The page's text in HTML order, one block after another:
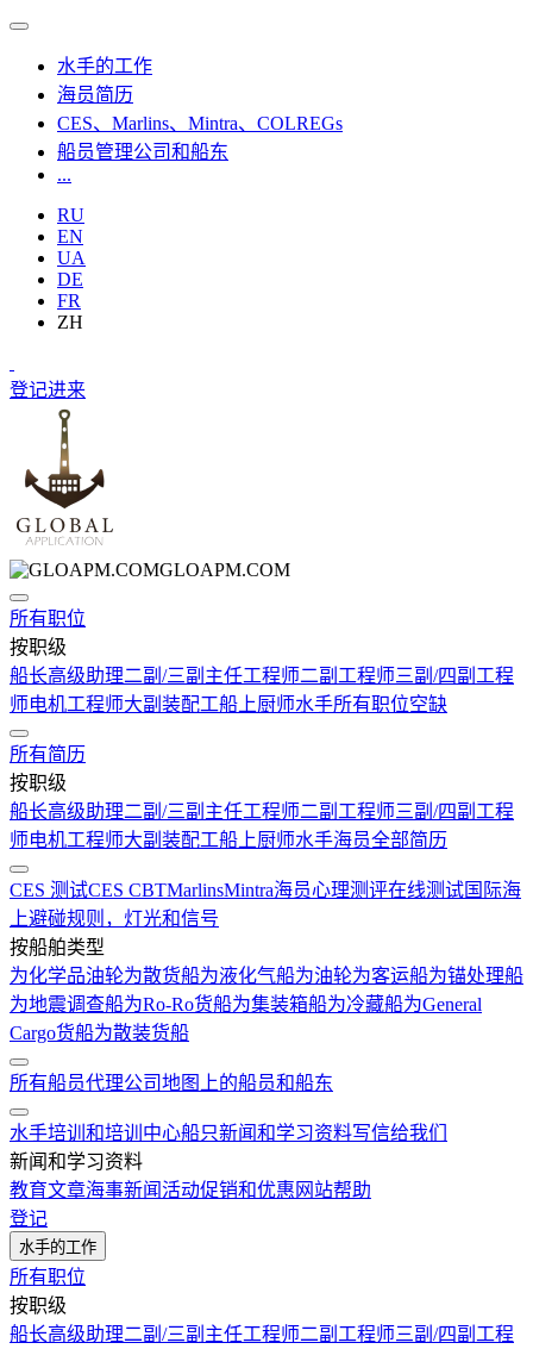
水手的工作
海员简历
CES、Marlins、Mintra、COLREGs
船员管理公司和船东
...
RU
EN
UA
DE
FR
ZH
登记进来
GLOAPM.COM
所有职位
按职级
船长高级助理二副/三副 主任工程师二副工程师三副/四副工程
师电机工程师大副 装配工船上厨师水手所有职位空缺
所有简历
按职级
船长高级助理二副/三副 主任工程师二副工程师三副/四副工程
师电机工程师大副 装配工船上厨师水手海员全部简历
CES 测试CES CBTMarlinsMintra海员心理测评在线测试国际海
上避碰规则，灯光和信号
按船舶类型
为化学品油轮为散货船为液化气船为油轮为客运船为锚处理船
为地震调查船为Ro-Ro货船为集装箱船为冷藏船为General
Cargo货船为散装货船
所有船员代理公司地图上的船员和船东
水手培训和培训中心船只新闻和学习资料写信给我们
新闻和学习资料
教育文章海事新闻活动促销和优惠 网站帮助
登记
水手的工作
所有职位
按职级
船长高级助理二副/三副 主任工程师二副工程师三副/四副工程